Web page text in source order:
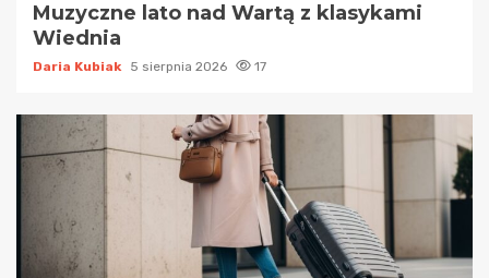
Muzyczne lato nad Wartą z klasykami
Wiednia
Daria Kubiak 5 sierpnia 2026 17